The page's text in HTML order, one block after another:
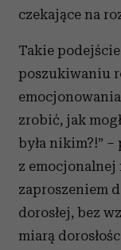
czekające na
Takie
poszukiwaniu
zrobić, jak
była nikim?!”
z
zaproszeniem
dorosłej, bez
miarą